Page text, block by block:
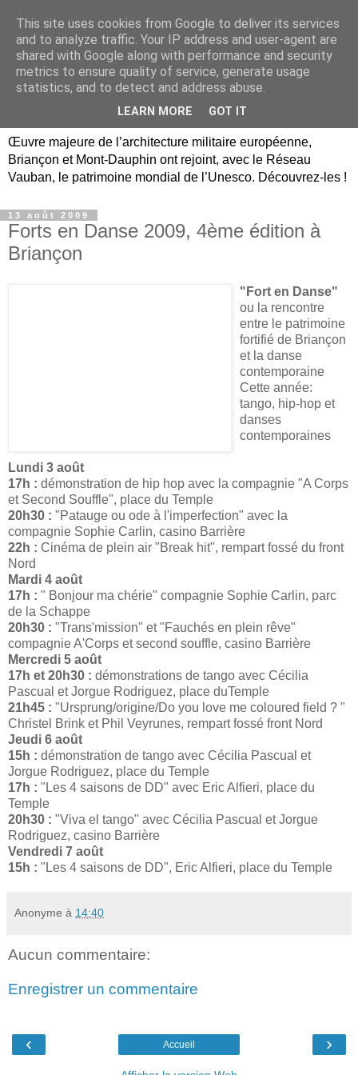
Briançon, Mont-Dauphin,
Vauban Unesco Hautes-
Œuvre majeure de l’architecture militaire européenne,
Briançon et Mont-Dauphin ont rejoint, avec le Réseau
Vauban, le patrimoine mondial de l’Unesco. Découvrez-les !
13 août 2009
Forts en Danse 2009, 4ème édition à
Briançon
"Fort en Danse"
ou la rencontre
entre le patrimoine
fortifié de Briançon
et la danse
contemporaine
Cette année:
tango, hip-hop et
danses
contemporaines
Lundi 3 août
17h : démonstration de hip hop avec la compagnie "A Corps
et Second Souffle", place du Temple
20h30 : "Patauge ou ode à l'imperfection" avec la
compagnie Sophie Carlin, casino Barrière
22h : Cinéma de plein air "Break hit", rempart fossé du front
Nord
Mardi 4 août
17h : " Bonjour ma chérie" compagnie Sophie Carlin, parc
de la Schappe
20h30 : "Trans'mission" et "Fauchés en plein rêve"
compagnie A'Corps et second souffle, casino Barrière
Mercredi 5 août
17h et 20h30 : démonstrations de tango avec Cécilia
Pascual et Jorgue Rodriguez, place duTemple
21h45 : "Ursprung/origine/Do you love me coloured field ? "
Christel Brink et Phil Veyrunes, rempart fossé front Nord
Jeudi 6 août
15h : démonstration de tango avec Cécilia Pascual et
Jorgue Rodriguez, place du Temple
17h : "Les 4 saisons de DD" avec Eric Alfieri, place du
Temple
20h30 : "Viva el tango" avec Cécilia Pascual et Jorgue
Rodriguez, casino Barrière
Vendredi 7 août
15h : "Les 4 saisons de DD", Eric Alfieri, place du Temple
Anonyme à 14:40
Aucun commentaire:
Enregistrer un commentaire
‹ ›
Accueil
This site uses cookies from Google to deliver its services
and to analyze traffic. Your IP address and user-agent are
shared with Google along with performance and security
metrics to ensure quality of service, generate usage
statistics, and to detect and address abuse.
LEARN MORE GOT IT